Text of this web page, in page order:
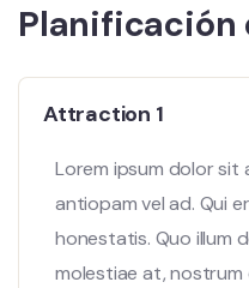
Planificación
Attraction 1
Lorem ipsum dolor sit
antiopam vel ad. Qui
honestatis. Quo illum
molestiae at, nostrum